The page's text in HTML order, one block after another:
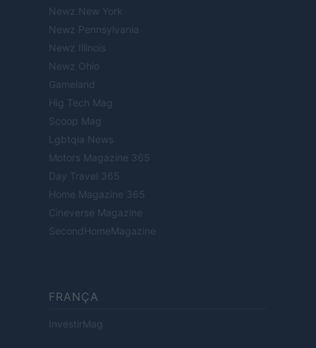
Newz New York
Newz Pennsylvania
Newz Illinois
Newz Ohio
Gameland
Hig Tech Mag
Scoop Mag
Lgbtqia News
Motors Magazine 365
Day Travel 365
Home Magazine 365
Cineverse Magazine
SecondHomeMagazine
FRANÇA
InvestirMag